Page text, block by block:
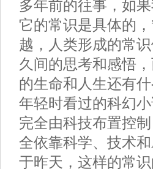
多年前的往事，如
它的常识是具体的
越，人类形成的常
久间的思考和感悟
的生命和人生还有
年轻时看过的科幻
完全由科技布置控
全依靠科学、技术
于昨天，这样的常